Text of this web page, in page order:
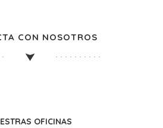
CON NOSOTROS
OFICINAS